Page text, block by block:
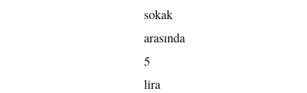
sokak
arasında
5
lira